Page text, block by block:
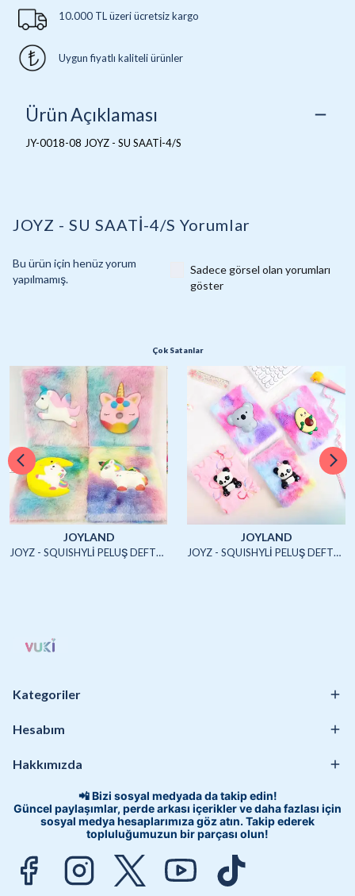
10.000 TL üzeri ücretsiz kargo
Uygun fiyatlı kaliteli ürünler
Ürün Açıklaması
JY-0018-08 JOYZ - SU SAATİ-4/S
JOYZ - SU SAATİ-4/S Yorumlar
Bu ürün için henüz yorum
yapılmamış.
Sadece görsel olan yorumları
göster
Çok Satanlar
JOYLAND
JOYZ - SQUISHYLİ PELUŞ DEFTER A5 (UNICORN2)-4/S
JOYLAND
JOYZ - SQUISHYLİ PELUŞ DEFTER A5 (HAYVANLAR)-4/S
Kategoriler
Hesabım
Hakkımızda
📲 Bizi sosyal medyada da takip edin!
Güncel paylaşımlar, perde arkası içerikler ve daha fazlası için
sosyal medya hesaplarımıza göz atın. Takip ederek
topluluğumuzun bir parçası olun!